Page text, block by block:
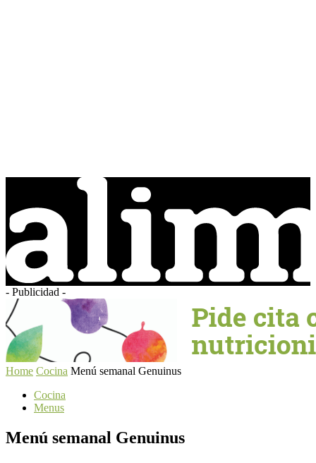
- Publicidad -
Home Cocina Menú semanal Genuinus
Cocina
Menus
Menú semanal Genuinus